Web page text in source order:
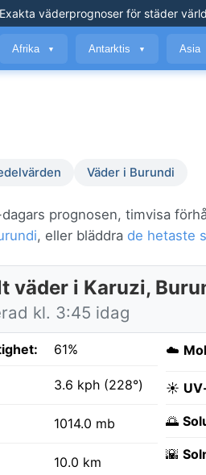
Exakta väderprognoser för städer
Afrika ▼ Antarktis ▼ Asia
Väder i Burundi
prognosen, timvisa
, eller bläddra de hetaste
väder i Karuzi,
kl. 3:45 idag
61%
3.6 kph (228°)
1014.0 mb
10.0 km
☁️
☀️
🌅
🌇